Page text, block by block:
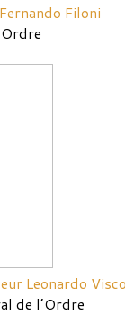
Filoni
Leonardo
de l’Ordre